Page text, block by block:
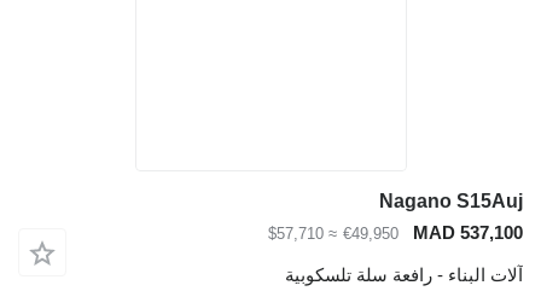
Nagano S15Auj
MAD 537,100
€49,950
≈ $57,710
آلات البناء - رافعة سلة تلسكوبية